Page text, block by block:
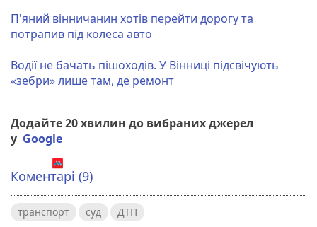
П'яний вінничанин хотів перейти дорогу та
потрапив під колеса авто
Водії не бачать пішоходів. У Вінниці підсвічують
«зебри» лише там, де ремонт
Додайте 20 хвилин до вибраних джерел
у Google
Коментарі (9)
транспорт суд ДТП